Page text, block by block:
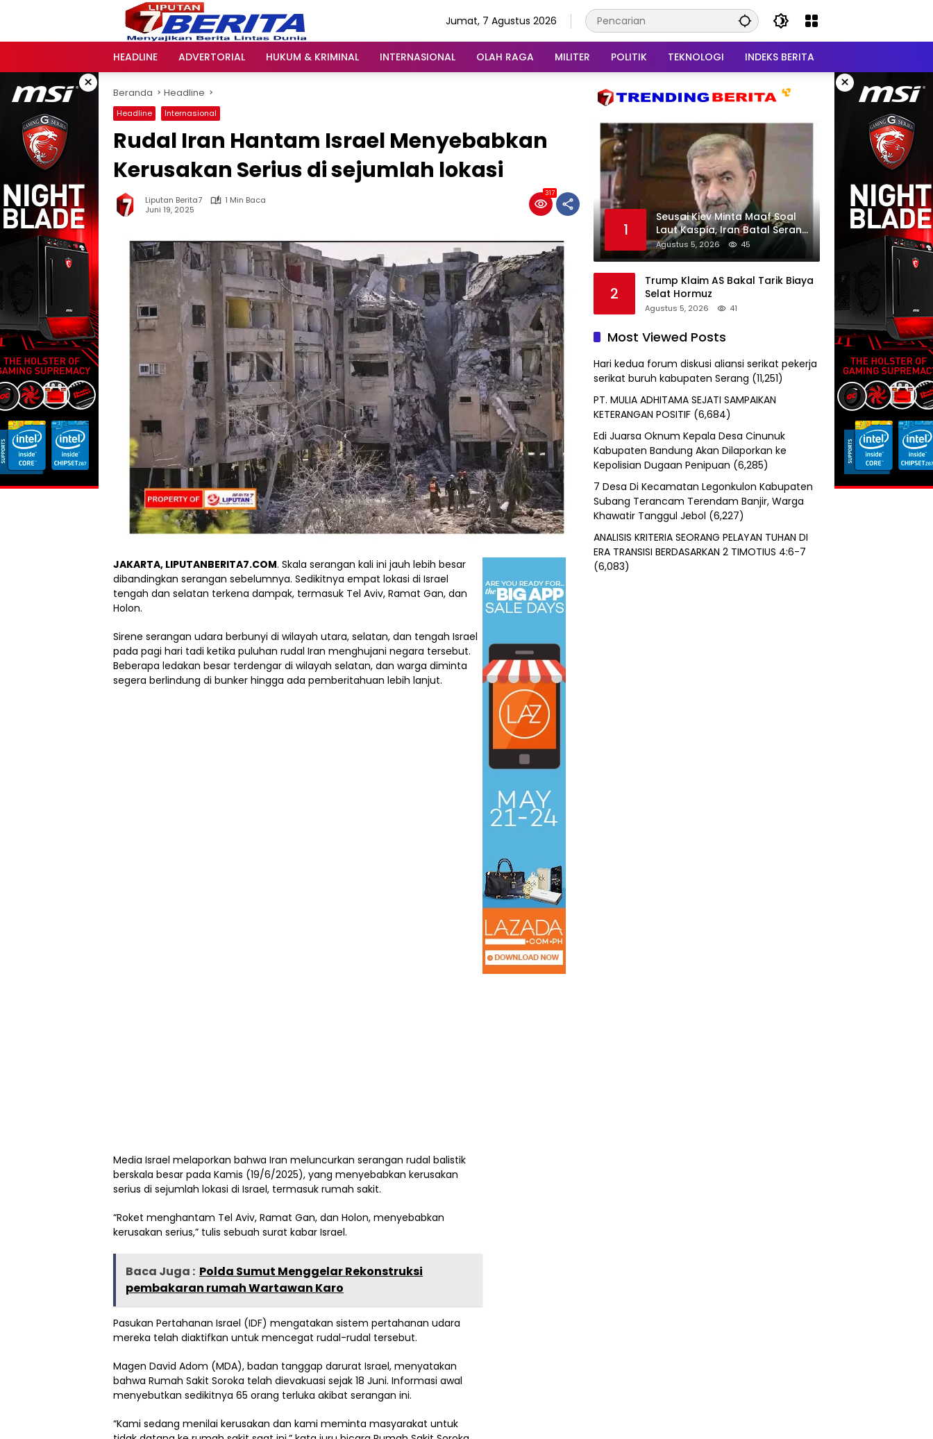
Jumat, 7 Agustus 2026
HEADLINE ADVERTORIAL HUKUM & KRIMINAL INTERNASIONAL OLAH RAGA MILITER POLITIK TEKNOLOGI INDEKS BERITA
× ×
Beranda Headline
Headline Internasional
Rudal Iran Hantam Israel Menyebabkan
Kerusakan Serius di sejumlah lokasi
Liputan Berita7
1 Min Baca
Juni 19, 2025
317
JAKARTA, LIPUTANBERITA7.COM. Skala serangan kali ini jauh lebih besar
dibandingkan serangan sebelumnya. Sedikitnya empat lokasi di Israel
tengah dan selatan terkena dampak, termasuk Tel Aviv, Ramat Gan, dan
Holon.
Sirene serangan udara berbunyi di wilayah utara, selatan, dan tengah Israel
pada pagi hari tadi ketika puluhan rudal Iran menghujani negara tersebut.
Beberapa ledakan besar terdengar di wilayah selatan, dan warga diminta
segera berlindung di bunker hingga ada pemberitahuan lebih lanjut.
Media Israel melaporkan bahwa Iran meluncurkan serangan rudal balistik
berskala besar pada Kamis (19/6/2025), yang menyebabkan kerusakan
serius di sejumlah lokasi di Israel, termasuk rumah sakit.
“Roket menghantam Tel Aviv, Ramat Gan, dan Holon, menyebabkan
kerusakan serius,” tulis sebuah surat kabar Israel.
Baca Juga : Polda Sumut Menggelar Rekonstruksi
pembakaran rumah Wartawan Karo
Pasukan Pertahanan Israel (IDF) mengatakan sistem pertahanan udara
mereka telah diaktifkan untuk mencegat rudal-rudal tersebut.
Magen David Adom (MDA), badan tanggap darurat Israel, menyatakan
bahwa Rumah Sakit Soroka telah dievakuasi sejak 18 Juni. Informasi awal
menyebutkan sedikitnya 65 orang terluka akibat serangan ini.
“Kami sedang menilai kerusakan dan kami meminta masyarakat untuk
1
Seusai Kiev Minta Maaf Soal
Laut Kaspia, Iran Batal Serang
Ukraina
Agustus 5, 2026 45
2
Trump Klaim AS Bakal Tarik Biaya
Selat Hormuz
Agustus 5, 2026 41
Most Viewed Posts
Hari kedua forum diskusi aliansi serikat pekerja
serikat buruh kabupaten Serang (11,251)
PT. MULIA ADHITAMA SEJATI SAMPAIKAN
KETERANGAN POSITIF (6,684)
Edi Juarsa Oknum Kepala Desa Cinunuk
Kabupaten Bandung Akan Dilaporkan ke
Kepolisian Dugaan Penipuan (6,285)
7 Desa Di Kecamatan Legonkulon Kabupaten
Subang Terancam Terendam Banjir, Warga
Khawatir Tanggul Jebol (6,227)
ANALISIS KRITERIA SEORANG PELAYAN TUHAN DI
ERA TRANSISI BERDASARKAN 2 TIMOTIUS 4:6-7
(6,083)